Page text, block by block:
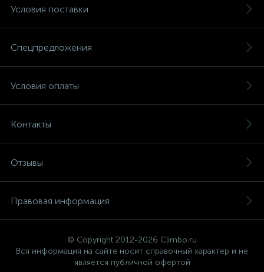
Условия поставки
Спецпредложения
Условия оплаты
Контакты
Отзывы
Правовая информация
© Copyright 2012-2026 Climbo.ru
Вся информация на сайте носит справочный характер и не
является публичной офертой